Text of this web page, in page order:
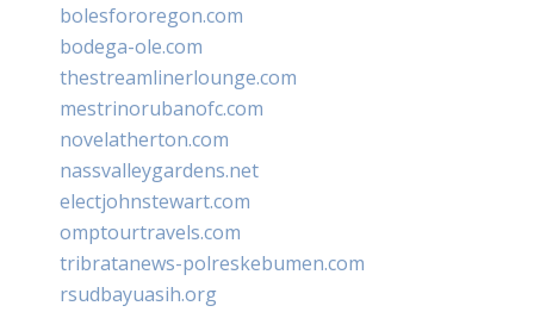
bolesfororegon.com
bodega-ole.com
thestreamlinerlounge.com
mestrinorubanofc.com
novelatherton.com
nassvalleygardens.net
electjohnstewart.com
omptourtravels.com
tribratanews-polreskebumen.com
rsudbayuasih.org